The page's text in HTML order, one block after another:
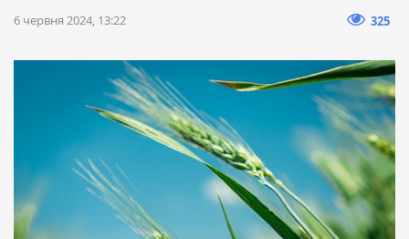
6 червня 2024, 13:22 325